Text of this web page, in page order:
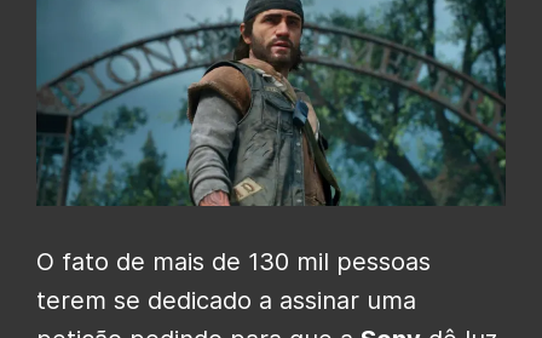
O fato de mais de 130 mil pessoas
terem se dedicado a assinar uma